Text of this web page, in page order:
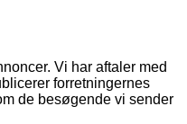
Vi har aftaler med
forretningernes
de besøgende vi sender